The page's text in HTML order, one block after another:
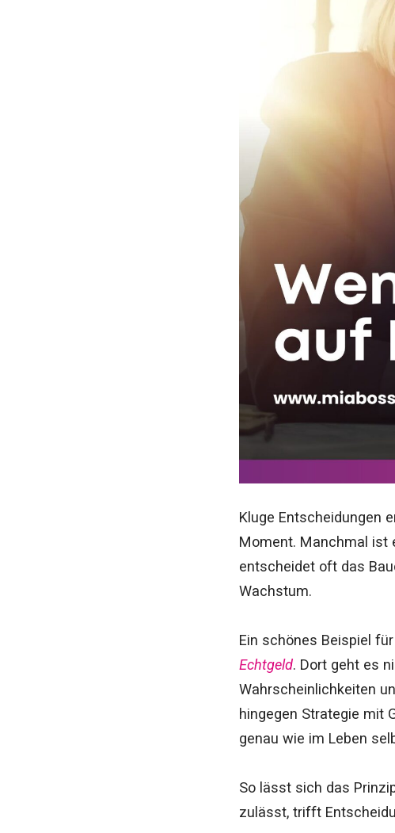
Kluge Entscheidungen
Moment. Manchmal ist
entscheidet oft das
Wachstum.
Ein schönes Beispiel
Echtgeld. Dort geht es
Wahrscheinlichkeiten
hingegen Strategie mit
genau wie im Leben
So lässt sich das
zulässt, trifft